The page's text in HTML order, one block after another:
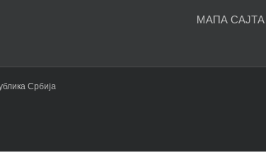
МАПА САЈТА
Србија